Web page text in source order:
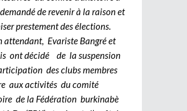
de revenir à la raison et
prestement des élections.
attendant, Evariste Bangré et
ont décidé de la suspension
des clubs membres
aux activités du comité
de la Fédération burkinabè